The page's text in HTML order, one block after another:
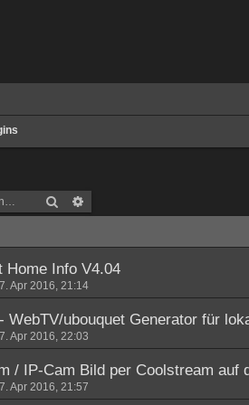
Suche
Home Info V4.04
Apr 2016, 21:14
WebTV/ubouquet Generator für
Apr 2016, 22:03
/ IP-Cam Bild per Coolstream auf
Apr 2016, 21:57